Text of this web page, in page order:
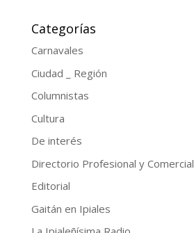
Categorías
Carnavales
Ciudad _ Región
Columnistas
Cultura
De interés
Directorio Profesional y Comercial
Editorial
Gaitán en Ipiales